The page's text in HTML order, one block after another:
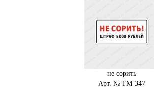
не сорить
Арт. № ТМ-347